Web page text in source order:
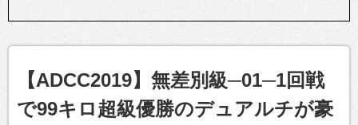
【ADCC2019】無差別級─01─1回戦
で99キロ超級優勝のデュアルチが豪